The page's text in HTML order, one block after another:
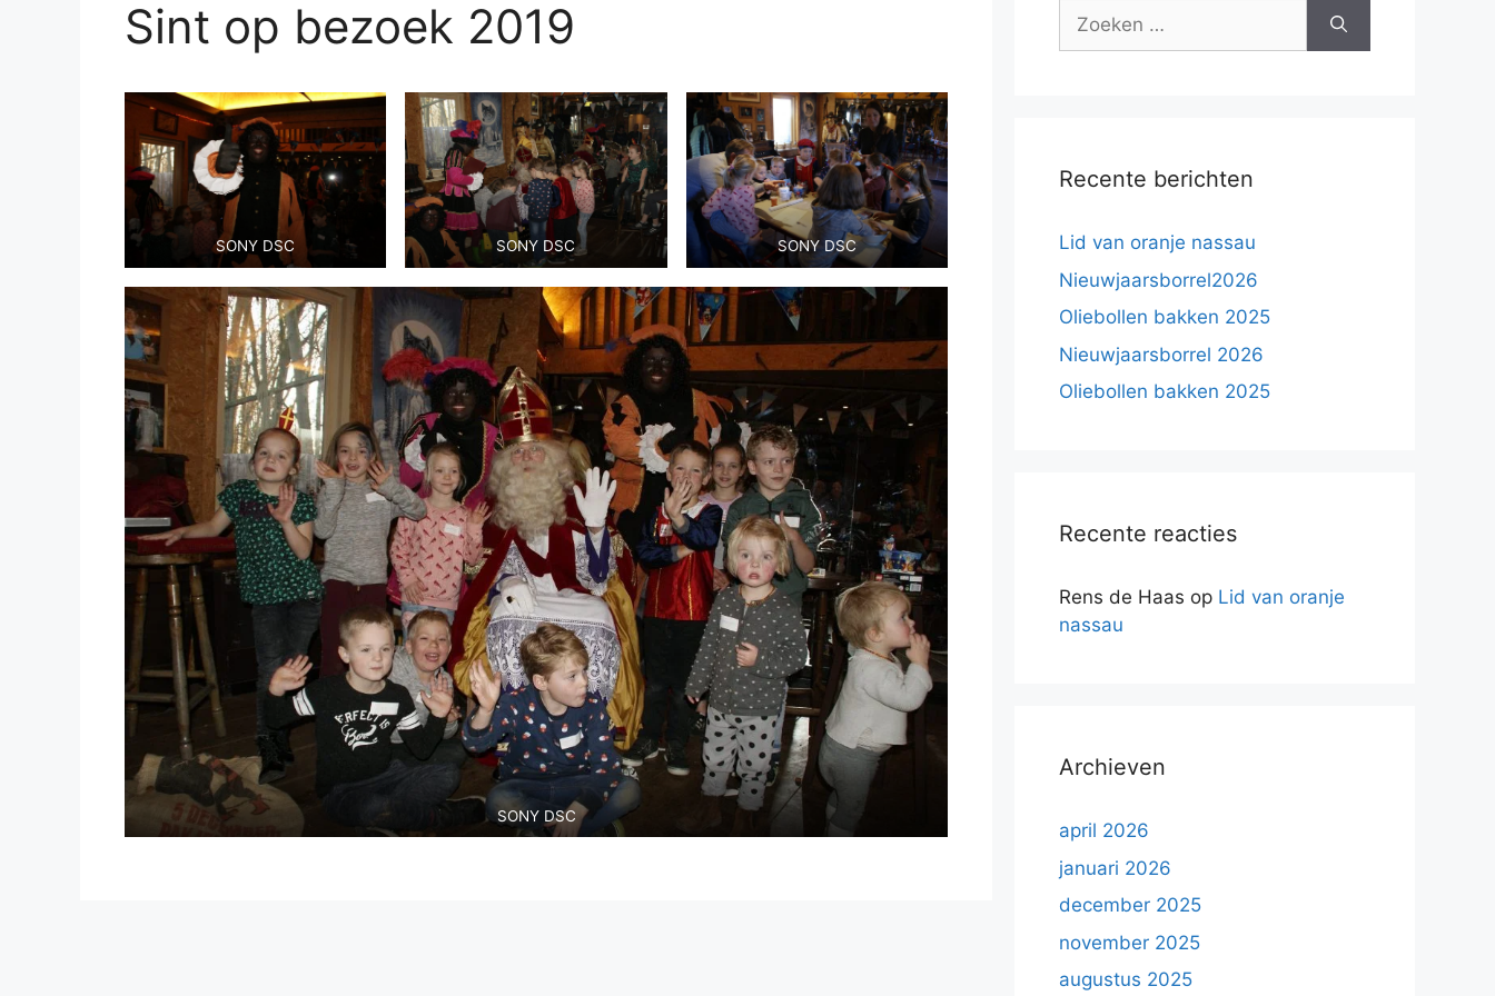
Sint op bezoek 2019
SONY DSC SONY DSC SONY DSC
SONY DSC
Zoek
Recente berichten
Lid van oranje nassau
Nieuwjaarsborrel2026
Oliebollen bakken 2025
Nieuwjaarsborrel 2026
Oliebollen bakken 2025
Recente reacties
Rens de Haas op Lid van oranje
nassau
Archieven
april 2026
januari 2026
december 2025
november 2025
augustus 2025